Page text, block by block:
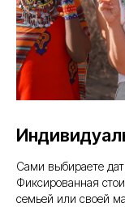
Сами выбираете
Фиксированная
семьей или своей
Авторские туры по
Туроператор по
туроператоров:
Путешествия
Групповые туры
Направления
+7 (926) 5679321
hello@likemetrip.ru